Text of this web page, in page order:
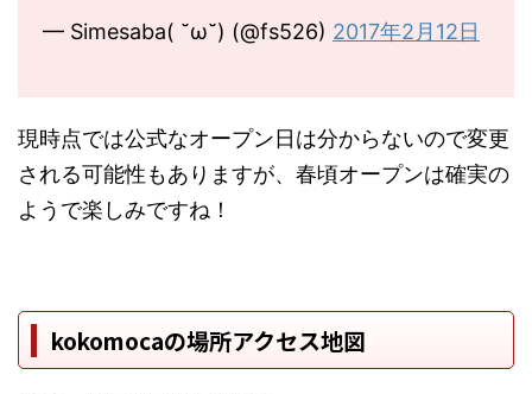
— Simesaba( ˘ω˘) (@fs526) 2017年2月12日
現時点では公式なオープン日は分からないので変更
される可能性もありますが、春頃オープンは確実の
ようで楽しみですね！
kokomocaの場所アクセス地図